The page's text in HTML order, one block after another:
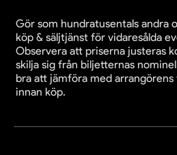
Gör som hundratusentals andra
köp & säljtjänst för vidaresålda
Observera att priserna justeras
skilja sig från biljetternas
bra att jämföra med
innan köp.